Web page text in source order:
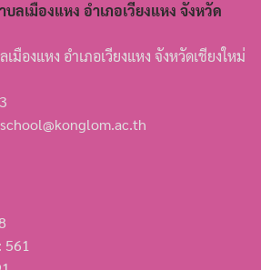
ลเมืองแหง อำเภอเวียงแหง จังหวัด
มืองแหง อำเภอเวียงแหง จังหวัดเชียงใหม่
561